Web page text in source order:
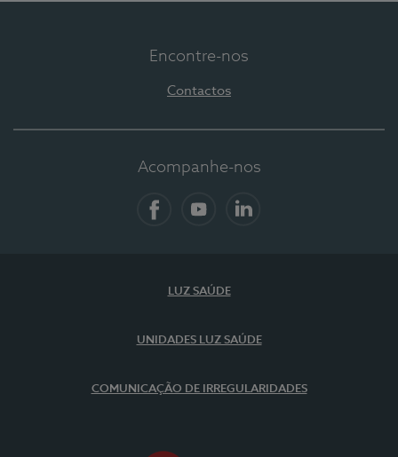
Encontre-nos
Contactos
Acompanhe-nos
LUZ SAÚDE
UNIDADES LUZ SAÚDE
COMUNICAÇÃO DE IRREGULARIDADES